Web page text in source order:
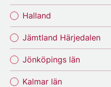
Halland
Jämtland Härjedalen
Jönköpings län
Kalmar län